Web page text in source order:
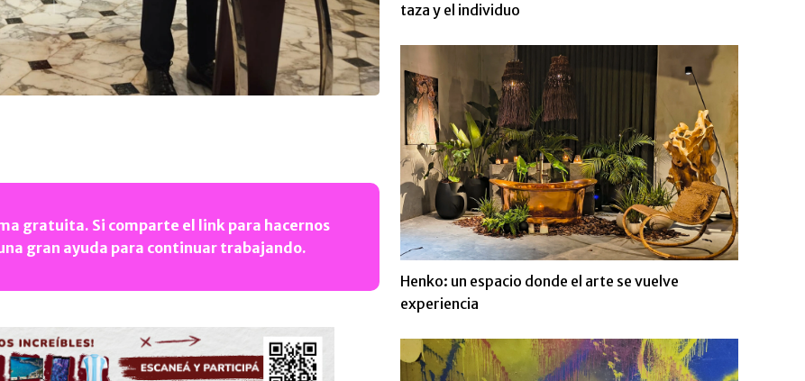
gratuita. Si comparte el link para hacernos
gran ayuda para continuar trabajando.
taza y el individuo
Henko: un espacio donde el arte se vuelve
experiencia